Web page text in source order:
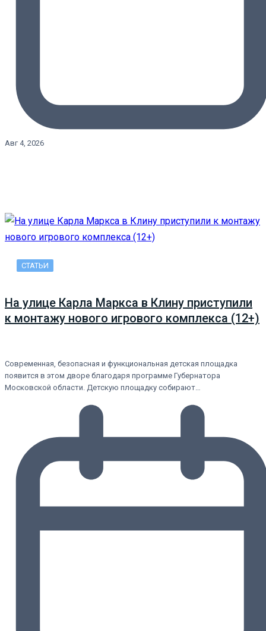
Авг 4, 2026
СТАТЬИ
На улице Карла Маркса в Клину приступили
к монтажу нового игрового комплекса (12+)
Современная, безопасная и функциональная детская площадка
появится в этом дворе благодаря программе Губернатора
Московской области. Детскую площадку собирают…